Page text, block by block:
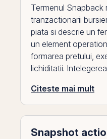
Termenul Snapback
tranzactionarii
piata si descrie un
un element
formarea pretului,
lichiditatii.
Citeste mai mult
Snapshot